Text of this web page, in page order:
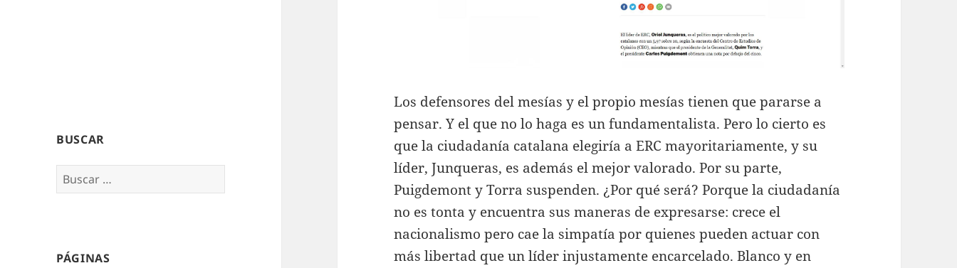
BUSCAR
Buscar:
PÁGINAS
Los defensores del mesías y el propio mesías tienen que pararse a
pensar. Y el que no lo haga es un fundamentalista. Pero lo cierto es
que la ciudadanía catalana elegiría a ERC mayoritariamente, y su
líder, Junqueras, es además el mejor valorado. Por su parte,
Puigdemont y Torra suspenden. ¿Por qué será? Porque la ciudadanía
no es tonta y encuentra sus maneras de expresarse: crece el
nacionalismo pero cae la simpatía por quienes pueden actuar con
más libertad que un líder injustamente encarcelado. Blanco y en